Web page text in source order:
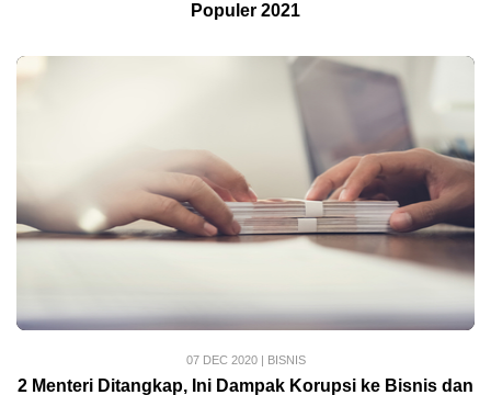
Populer 2021
07 DEC 2020| BISNIS
2 Menteri Ditangkap, Ini Dampak Korupsi ke Bisnis dan